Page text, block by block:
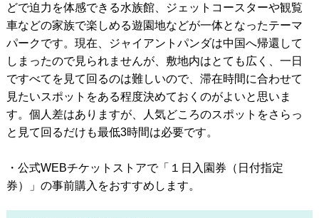
どで迫力を体感できる水族館、ジェットコースターや観覧
車などの家族で楽しめる遊園地などが一体となったテーマ
パークです。現在、ジャイアントパンダは中国へ帰還して
しまったので見られませんが、敷地内はとても広く、一日
ですべてを見て回るのは難しいので、滞在時間に合わせて
見たいスポットをある程度決めておくのがよいと思いま
す。個人差はありますが、人気どころのスポットをさらっ
と見て回るだけも最低3時間は必要です。
・公式WEBチケットストアで「１日入園券（日付指定
券）」の事前購入をおすすめします。